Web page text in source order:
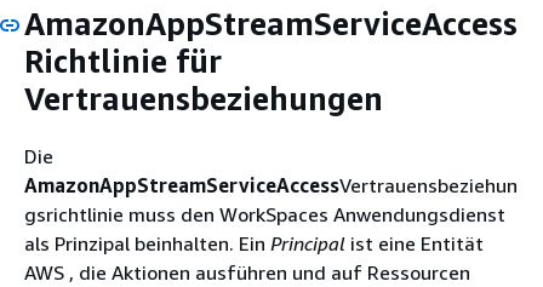
AmazonAppStreamServiceAccess
Richtlinie für
Vertrauensbeziehungen
Die
AmazonAppStreamServiceAccessVertrauensbeziehun
gsrichtlinie muss den WorkSpaces Anwendungsdienst
als Prinzipal beinhalten. Ein Principal ist eine Entität
AWS , die Aktionen ausführen und auf Ressourcen